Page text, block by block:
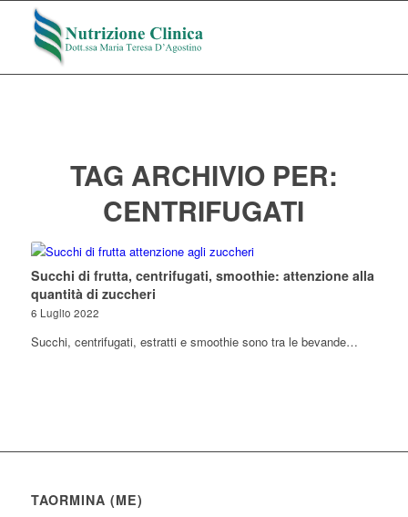
TAG ARCHIVIO PER:
CENTRIFUGATI
Succhi di frutta, centrifugati, smoothie: attenzione alla
quantità di zuccheri
6 Luglio 2022
Succhi, centrifugati, estratti e smoothie sono tra le bevande…
TAORMINA (ME)